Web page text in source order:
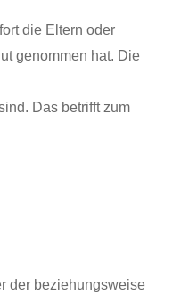
die Eltern oder
genommen hat. Die
Das betrifft zum
der beziehungsweise